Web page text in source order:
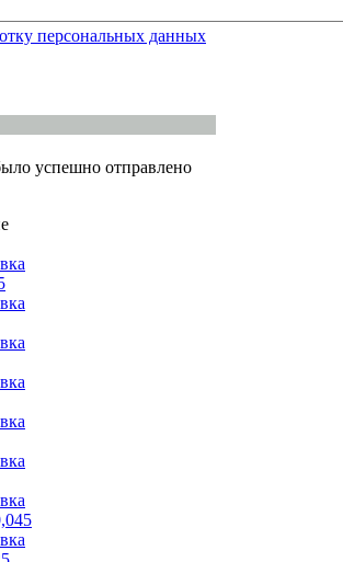
персональных данных
успешно отправлено